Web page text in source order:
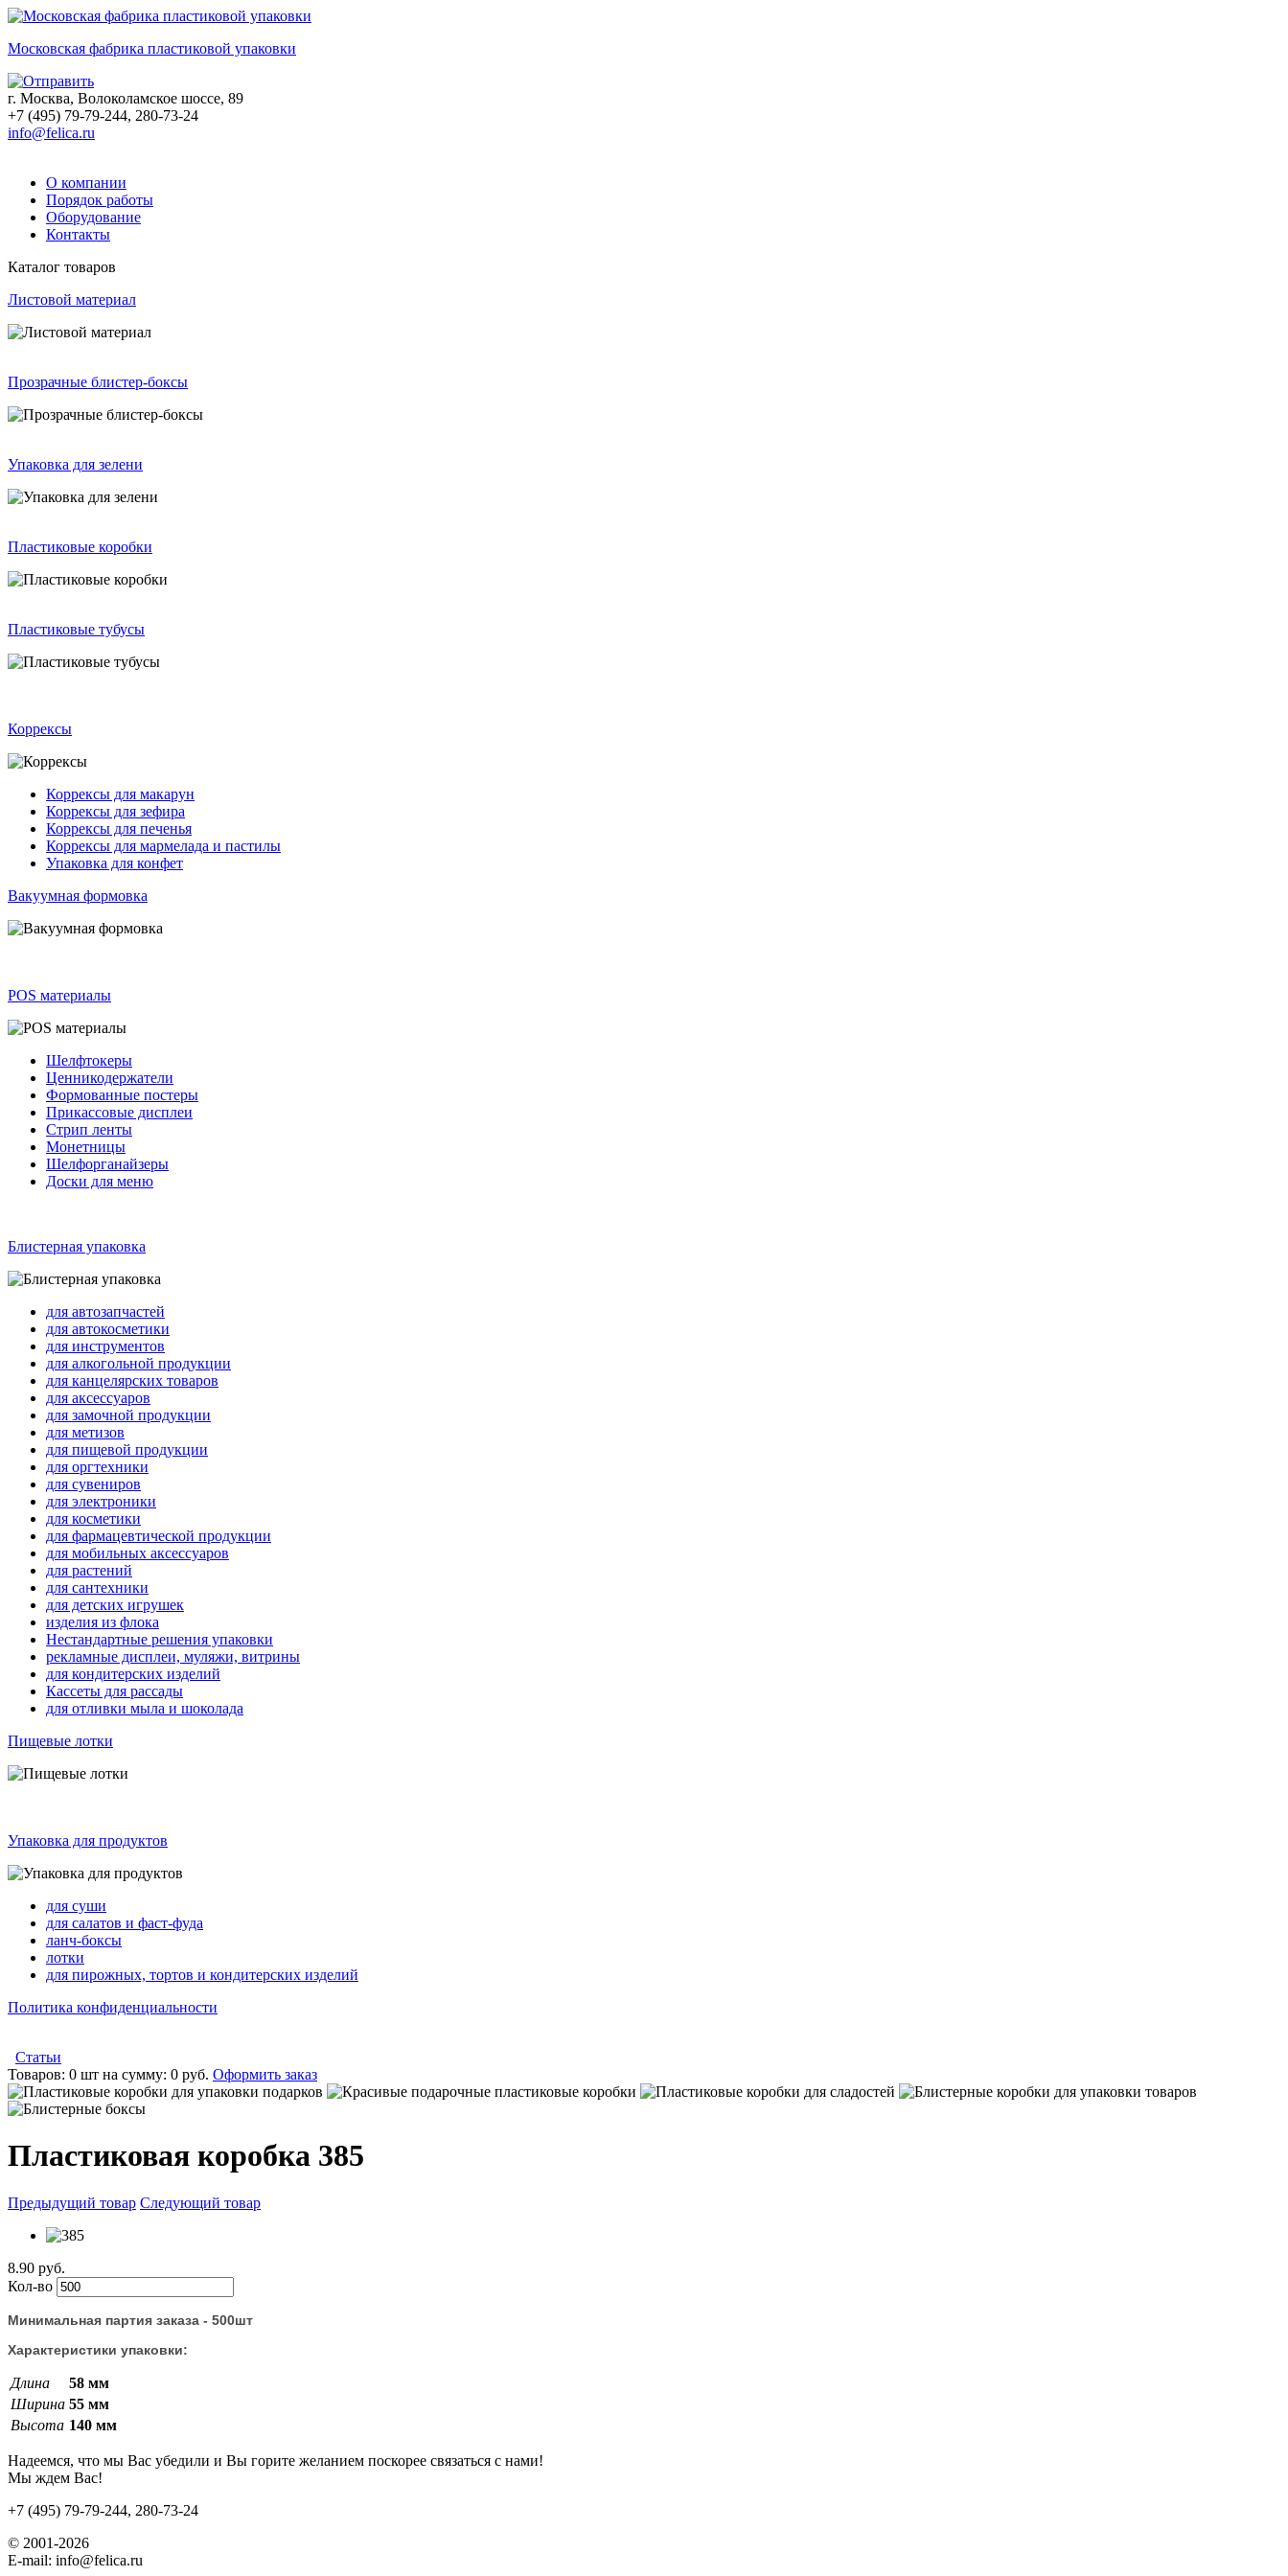
Московская фабрика пластиковой упаковки
г. Москва, Волоколамское шоссе, 89
+7 (495) 79-79-244, 280-73-24
info@felica.ru
О компании
Порядок работы
Оборудование
Контакты
Каталог товаров
Листовой материал
Прозрачные блистер-боксы
Упаковка для зелени
Пластиковые коробки
Пластиковые тубусы
Коррексы
Коррексы для макарун
Коррексы для зефира
Коррексы для печенья
Коррексы для мармелада и пастилы
Упаковка для конфет
Вакуумная формовка
POS материалы
Шелфтокеры
Ценникодержатели
Формованные постеры
Прикассовые дисплеи
Стрип ленты
Монетницы
Шелфорганайзеры
Доски для меню
Блистерная упаковка
для автозапчастей
для автокосметики
для инструментов
для алкогольной продукции
для канцелярских товаров
для аксессуаров
для замочной продукции
для метизов
для пищевой продукции
для оргтехники
для сувениров
для электроники
для косметики
для фармацевтической продукции
для мобильных аксессуаров
для растений
для сантехники
для детских игрушек
изделия из флока
Нестандартные решения упаковки
рекламные дисплеи, муляжи, витрины
для кондитерских изделий
Кассеты для рассады
для отливки мыла и шоколада
Пищевые лотки
Упаковка для продуктов
для суши
для салатов и фаст-фуда
ланч-боксы
лотки
для пирожных, тортов и кондитерских изделий
Политика конфиденциальности
Статьи
Товаров: 0 шт на сумму: 0 руб. Оформить заказ
Пластиковая коробка 385
Предыдущий товар Следующий товар
8.90 руб.
Кол-во
Минимальная партия заказа - 500шт
Характеристики упаковки:
Длина
58 мм
Ширина 55 мм
Высота 140 мм
Надеемся, что мы Вас убедили и Вы горите желанием поскорее связаться с нами!
Мы ждем Вас!
+7 (495) 79-79-244, 280-73-24
© 2001-2026
E-mail: info@felica.ru